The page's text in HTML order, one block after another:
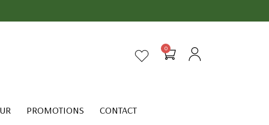
0
PROMOTIONS CONTACT